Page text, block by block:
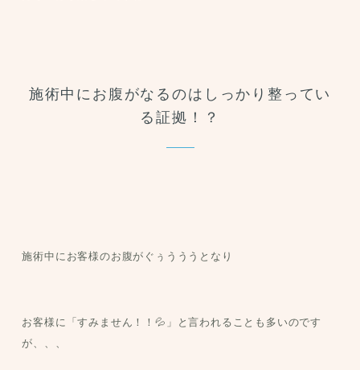
施術中にお腹がなるのはしっかり整ってい
る証拠！？
施術中にお客様のお腹がぐぅうううとなり
お客様に「すみません！！💦」と言われることも多いのです
が、、、